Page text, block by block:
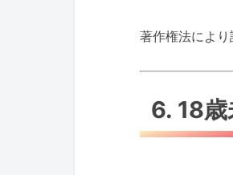
著作権法によ
6. 18歳